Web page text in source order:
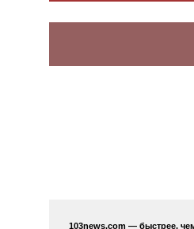
103news.com — быстрее,